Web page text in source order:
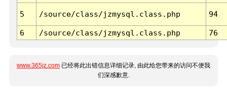
5 /source/class/jzmysql.class.php 94
6 /source/class/jzmysql.class.php 76
www.365jz.com 已经将此出错信息详细记录, 由此给您带来的访问不便我
们深感歉意.